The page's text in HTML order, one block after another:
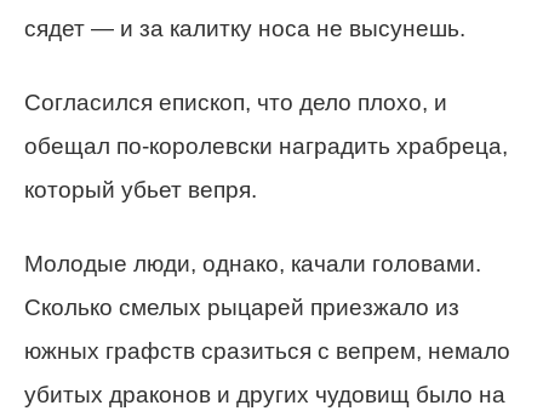
сядет — и за калитку носа не высунешь.
Согласился епископ, что дело плохо, и
обещал по-королевски наградить храбреца,
который убьет вепря.
Молодые люди, однако, качали головами.
Сколько смелых рыцарей приезжало из
южных графств сразиться с вепрем, немало
убитых драконов и других чудовищ было на